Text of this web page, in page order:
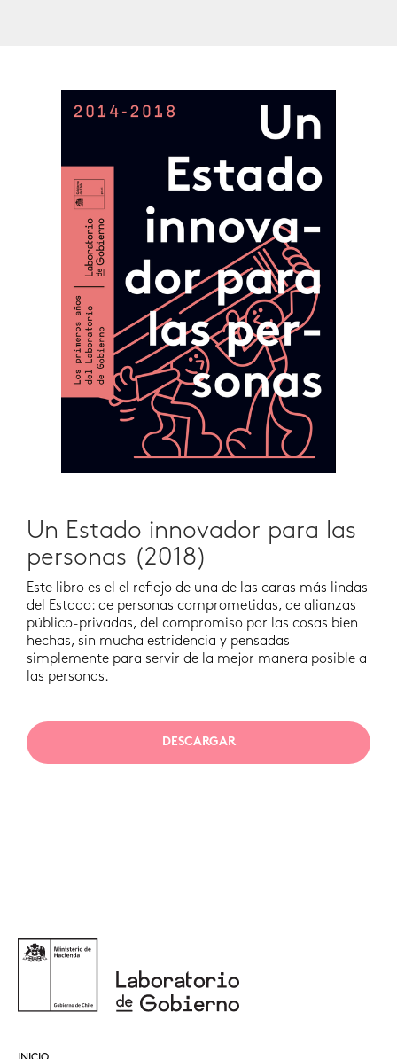
Un Estado innovador para las
personas (2018)
Este libro es el el reflejo de una de las caras más lindas
del Estado: de personas comprometidas, de alianzas
público-privadas, del compromiso por las cosas bien
hechas, sin mucha estridencia y pensadas
simplemente para servir de la mejor manera posible a
las personas.
DESCARGAR